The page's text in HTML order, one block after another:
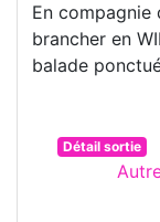
En compagnie
brancher en
balade
Détail sortie